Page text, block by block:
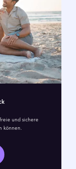
und sichere
können.